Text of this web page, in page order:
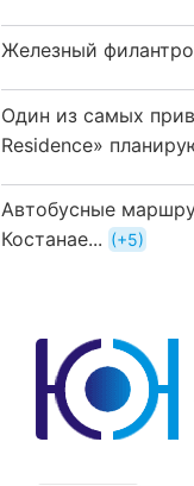
Железный
Один из самых
Residence»
Автобусные
Костанае...
+5